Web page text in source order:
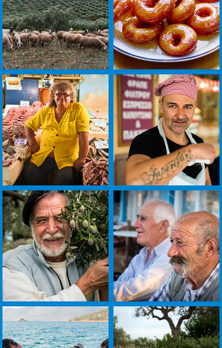
+ +
לפתיחת
התמונה
בגדול
-
+
לפתיחת
התמונה
בגדול
-
+
לפתיחת
התמונה
בגדול
-
+
לפתיחת
התמונה
בגדול
-
+
לפתיחת
התמונה
בגדול
-
לפתיחת
בגדול
-